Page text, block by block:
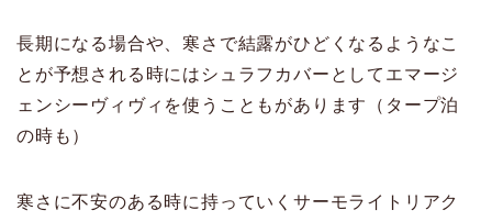
長期になる場合や、寒さで結露がひどくなるようなこ
とが予想される時にはシュラフカバーとしてエマージ
ェンシーヴィヴィを使うこともがあります（タープ泊
の時も）
寒さに不安のある時に持っていくサーモライトリアク